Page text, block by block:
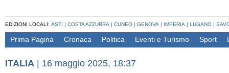
EDIZIONI LOCALI: ASTI | COSTA AZZURRA | CUNEO | GENOVA | IMPERIA | LUGANO |
Prima Pagina Cronaca Politica Eventi e Turismo Sport
ITALIA | 16 maggio 2025, 18:37